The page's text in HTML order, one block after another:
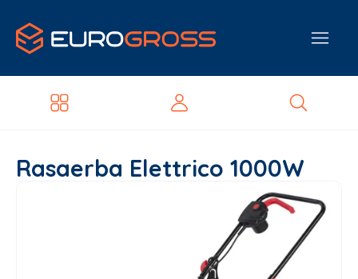
Rasaerba Elettrico 1000W